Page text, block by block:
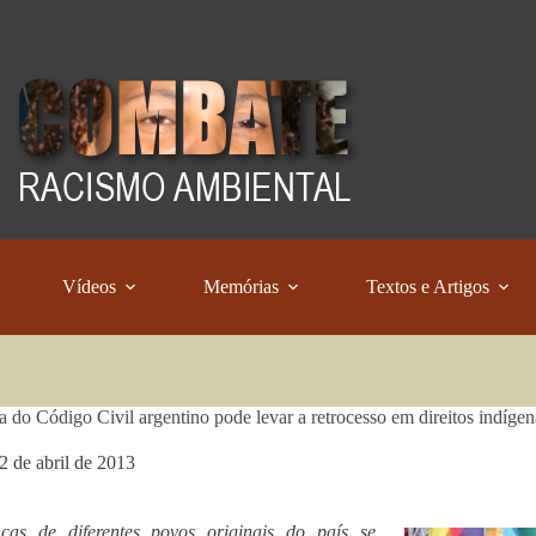
Vídeos Memórias Textos e Artigos
do Código Civil argentino pode levar a retrocesso em direitos
de abril de 2013
de diferentes povos originais do país se